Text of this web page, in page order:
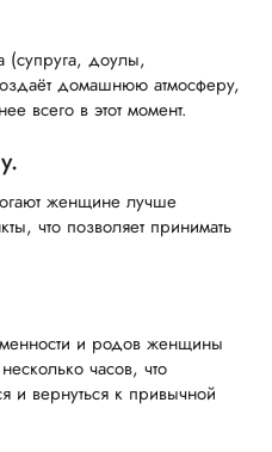
(супруга, доулы,
домашнюю атмосферу,
всего в этот момент.
женщине лучше
что позволяет принимать
и родов женщины
часов, что
и вернуться к привычной